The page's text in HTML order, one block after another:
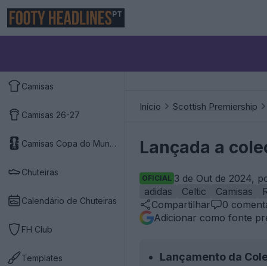
PT
Camisas
Camisas 26-27
Camisas Copa do Mundo 2026
Chuteiras
Calendário de Chuteiras
FH Club
Templates
Início Scottish Premiership
Lançada a
OFICIAL 3 de Out de 2024,
adidas
Celtic Camisas
Compartilhar
0
Adicionar como fonte
Lançamento da